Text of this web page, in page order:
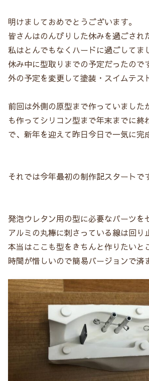
明けましておめでとうございます。
皆さんはのんびりした休みを過ごされ
私はとんでもなくハードに過ごしてま
休み中に型取りまでの予定だったので
外の予定を変更して塗装・スイムテス
前回は外側の原型まで作っていました
も作ってシリコン型まで年末までに終
で、新年を迎えて昨日今日で一気に完
それでは今年最初の制作記スタートで
発泡ウレタン用の型に必要なパーツを
アルミの丸棒に刺さっている線は回り
本当はここも型をきちんと作りたいと
時間が惜しいので簡易バージョンで済